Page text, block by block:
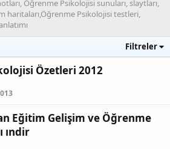
Öğrenme Psikolojisi sunuları, slaytları,
haritaları,Öğrenme Psikolojisi testleri,
Filtreler
Özetleri 2012
Eğitim Gelişim ve Öğrenme
ındir